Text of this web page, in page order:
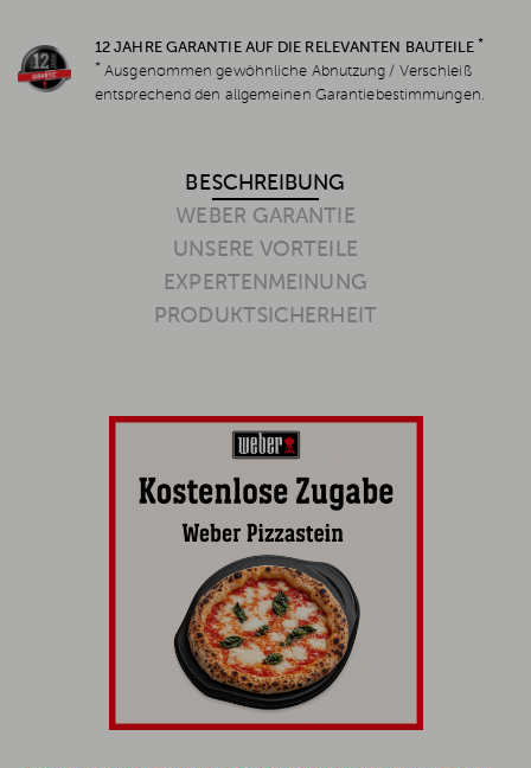
12 JAHRE GARANTIE AUF DIE RELEVANTEN BAUTEILE *
* Ausgenommen gewöhnliche Abnutzung / Verschleiß
entsprechend den allgemeinen Garantiebestimmungen.
BESCHREIBUNG
WEBER GARANTIE
UNSERE VORTEILE
EXPERTENMEINUNG
PRODUKTSICHERHEIT